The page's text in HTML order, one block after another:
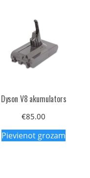
Dyson V8 akumulators
€85.00
Pievienot grozam